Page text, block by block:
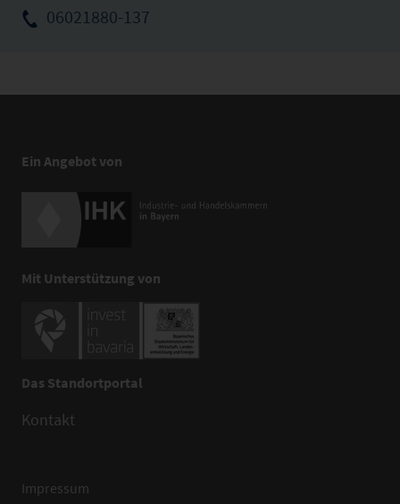
06021880-137
Ein Angebot von
Mit Unterstützung von
Das Standortportal
Kontakt
Impressum